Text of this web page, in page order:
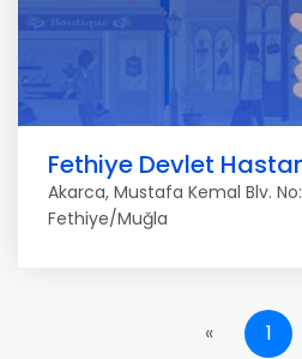
Fethiye Devlet
Akarca, Mustafa Kemal Blv.
Fethiye/Muğla
« 1